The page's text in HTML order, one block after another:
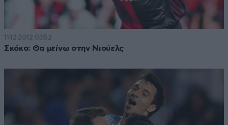
11·12·2012 03:52
Σκόκο: Θα μείνω στην Νιούελς